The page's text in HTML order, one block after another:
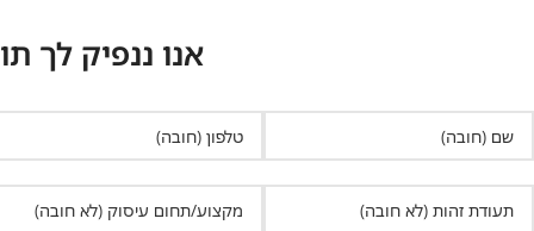
אנו ננפיק לך